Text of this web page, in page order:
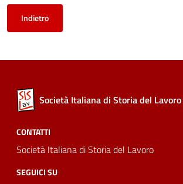
Indietro
Società Italiana di Storia del Lavoro
CONTATTI
Società Italiana di Storia del Lavoro
SEGUICI SU